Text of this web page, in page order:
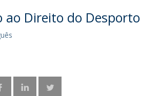
ao Direito do Desporto